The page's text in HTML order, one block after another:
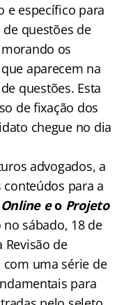
e específico para
questões de
os
aparecem na
questões. Esta
de fixação dos
chegue no dia
advogados, a
para a
Online eoProjeto
sábado, 18 de
Revisão de
com uma série de
para